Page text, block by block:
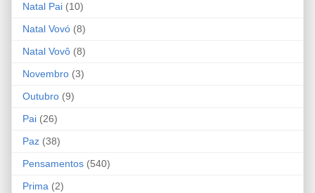
Natal Pai (10)
Natal Vovó (8)
Natal Vovô (8)
Novembro (3)
Outubro (9)
Pai (26)
Paz (38)
Pensamentos (540)
Prima (2)